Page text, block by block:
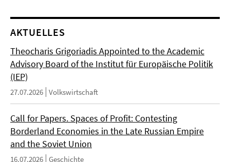
AKTUELLES
Theocharis Grigoriadis Appointed to the Academic
Advisory Board of the Institut für Europäische Politik
(IEP)
27.07.2026 Volkswirtschaft
Call for Papers. Spaces of Profit: Contesting
Borderland Economies in the Late Russian Empire
and the Soviet Union
16.07.2026 Geschichte